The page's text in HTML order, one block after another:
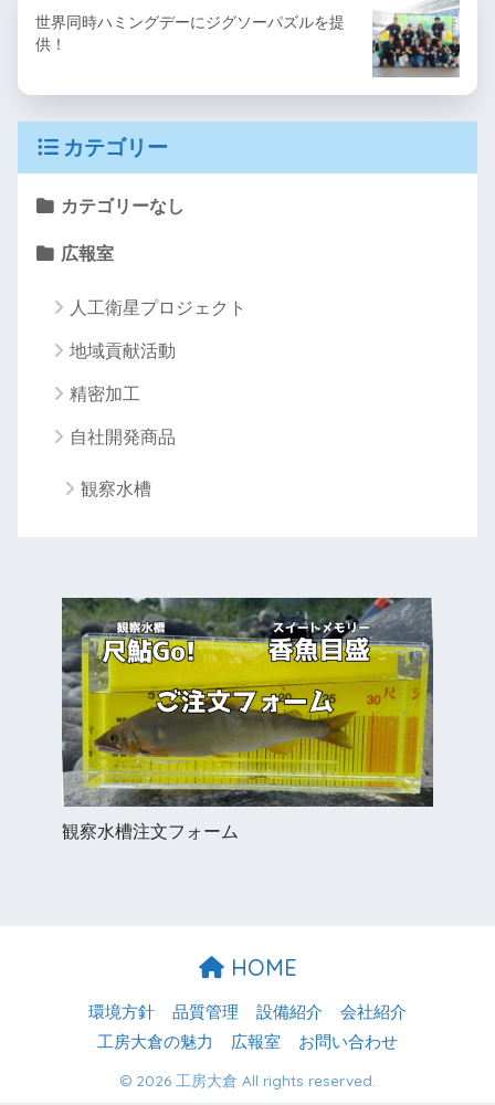
世界同時ハミングデーにジグソーパズルを提
供！
カテゴリー
カテゴリーなし
広報室
人工衛星プロジェクト
地域貢献活動
精密加工
自社開発商品
観察水槽
観察水槽注文フォーム
HOME
環境方針 品質管理 設備紹介
会社紹介
工房大倉の魅力
広報室 お問い合わせ
© 2026 工房大倉 All rights reserved.